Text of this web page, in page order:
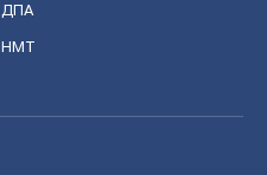
ДПА
НМТ